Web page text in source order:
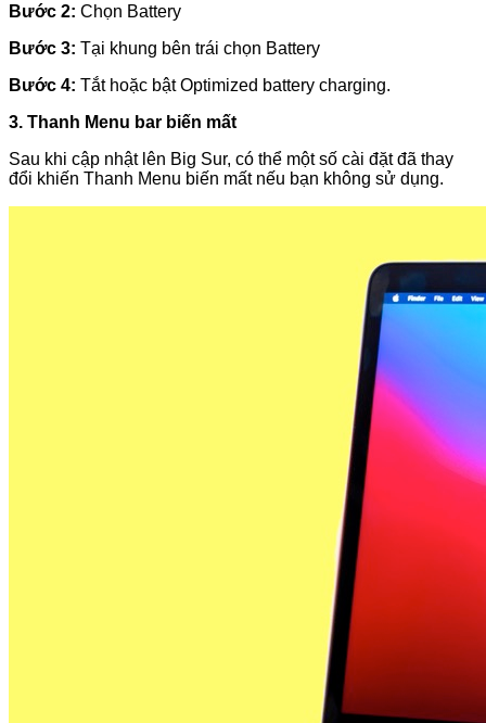
Bước 2: Chọn Battery
Bước 3: Tại khung bên trái chọn Battery
Bước 4: Tắt hoặc bật Optimized battery charging.
3. Thanh Menu bar biến mất
Sau khi cập nhật lên Big Sur, có thể một số cài đặt đã thay
đổi khiến Thanh Menu biến mất nếu bạn không sử dụng.